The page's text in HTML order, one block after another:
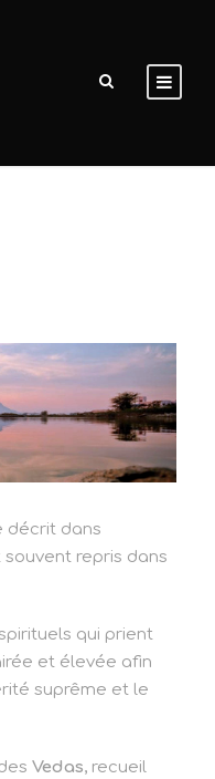
décrit dans
souvent repris dans
qui prient
et élevée afin
suprême et le
Vedas, recueil